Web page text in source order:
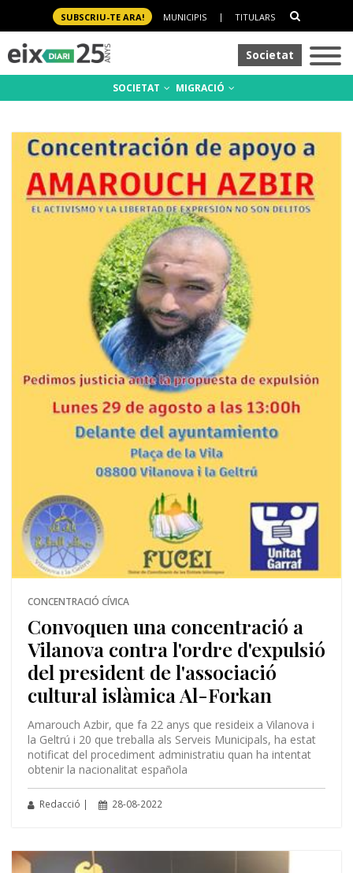
SUBSCRIU-TE ARA! MUNICIPIS | TITULARS
Societat
SOCIETAT MIGRACIÓ
CONCENTRACIÓ CÍVICA
Convoquen una concentració a
Vilanova contra l'ordre d'expulsió
del president de l'associació
cultural islàmica Al-Forkan
Amarouch Azbir, que fa 22 anys que resideix a Vilanova i
la Geltrú i 20 que treballa als Serveis Municipals, ha estat
notificat del procediment administratiu quan ha intentat
obtenir la nacionalitat española
Redacció | 28-08-2022